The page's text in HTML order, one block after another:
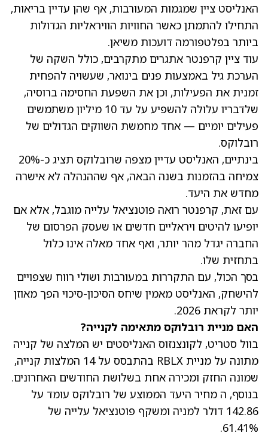
האנליסט ציין שמגמות המעורבות, אף שהן עדיין בריאות,
התחילו להתמתן כאשר החוויות הוויראליות הגדולות
ביותר בפלטפורמה דועכות משיאן.
עוד ציין קרפנטר אתגרים מתקרבים, כולל השקה של
הערכת גיל באמצעות פנים בינואר, שעשויה להפחית
זמנית את הפעילות, וכן את השפעת החסימה ברוסיה,
שלדבריו עלולה להשפיע על עד 10 מיליון משתמשים
פעילים יומיים — אחד מחמשת השווקים הגדולים של
רובלוקס.
בינתיים, האנליסט עדיין מצפה שרובלוקס תציג כ-20%
צמיחה בהזמנות בשנה הבאה, אף שההנהלה לא אישרה
מחדש את היעד.
עם זאת, קרפנטר רואה פוטנציאל עלייה מוגבל, אלא אם
יופיעו להיטים ויראליים חדשים או שעסק הפרסום של
החברה יגדל מהר יותר, ואף אחד מאלה אינו כלול
בתחזית שלו.
בסך הכול, עם התקררות במעורבות ושולי רווח שצפויים
להישחק, האנליסט מאמין שיחס הסיכון-סיכוי הפך מאוזן
יותר לקראת 2026.
האם מניית רובלוקס מתאימה לקנייה?
בוול סטריט, לקונצנזוס האנליסטים יש המלצה של קנייה
מתונה על מניית RBLX
בהתבסס על 14 המלצות קנייה,
שמונה החזק ומכירה אחת בשלושת החודשים האחרונים.
בנוסף, ה מחיר היעד הממוצע של רובלוקס עומד על
142.86 דולר למניה ומשקף פוטנציאל עלייה של
61.41%.